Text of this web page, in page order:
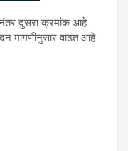
दुसरा क्रमांक आहे.
मागणीनुसार वाढत आहे.